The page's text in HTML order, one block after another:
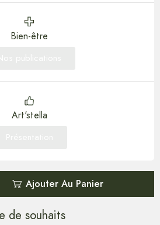
Bien-être
Art'stella
Ajouter Au Panier
de souhaits